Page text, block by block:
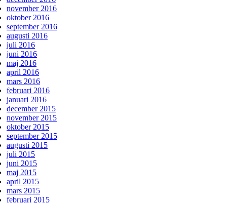
november 2016
oktober 2016
september 2016
augusti 2016
juli 2016
juni 2016
maj 2016
april 2016
mars 2016
februari 2016
januari 2016
december 2015
november 2015
oktober 2015
september 2015
augusti 2015
juli 2015
juni 2015
maj 2015
april 2015
mars 2015
februari 2015